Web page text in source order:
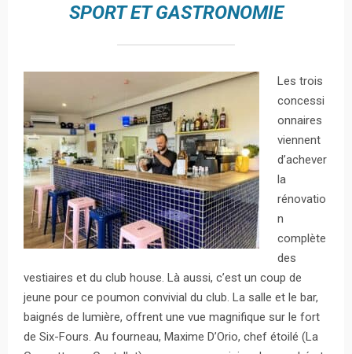
SPORT ET GASTRONOMIE
Les trois
concessi
onnaires
viennent
d’achever
la
rénovatio
n
complète
des
vestiaires et du club house. Là aussi, c’est un coup de
jeune pour ce poumon convivial du club. La salle et le bar,
baignés de lumière, offrent une vue magnifique sur le fort
de Six-Fours. Au fourneau, Maxime D’Orio, chef étoilé (La